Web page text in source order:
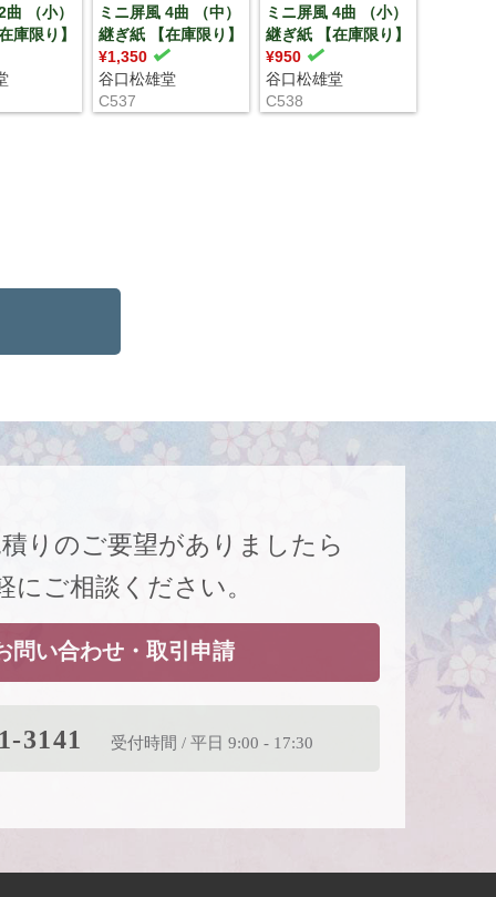
（小）
庫限り】
ミニ屏風 4曲 （中）
継ぎ紙 【在庫限り】
¥1,350
谷口松雄堂
C537
ミニ屏風 4曲 （小）
継ぎ紙 【在庫限り】
¥950
谷口松雄堂
C538
りのご要望がありましたら
にご相談ください。
問い合わせ・取引申請
3141 受付時間 / 平日 9:00 - 17:30